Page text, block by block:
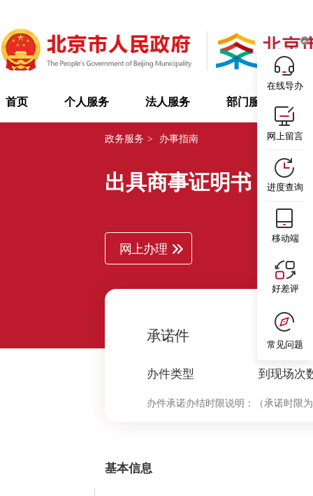
首页 个人服务 法人服务 部门服务
政务服务 > 办事指南
出具商事证明书
网上办理
承诺件
办件类型
0
到现场次
办件承诺办结时限说明： （承诺时限
基本信息
在线导办
网上留言
进度查询
移动端
好差评
常见问题